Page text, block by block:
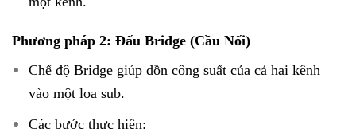
Phương pháp 2: Đấu Bridge (Cầu Nối)
Chế độ Bridge giúp dồn công suất của cả hai kênh
vào một loa sub.
Các bước thực hiện: